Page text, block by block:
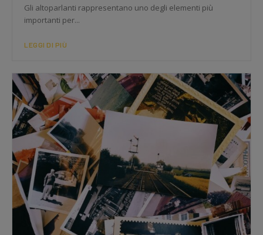
Gli altoparlanti rappresentano uno degli elementi più
importanti per...
LEGGI DI PIÙ